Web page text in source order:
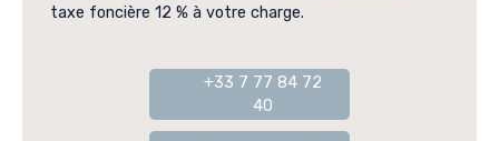
taxe foncière 12 % à votre charge.
+33 7 77 84 72
40